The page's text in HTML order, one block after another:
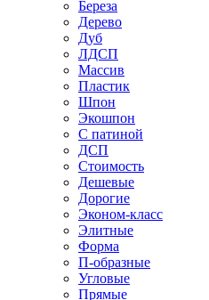
Береза
Дерево
Дуб
ЛДСП
Массив
Пластик
Шпон
Экошпон
С патиной
ДСП
Стоимость
Дешевые
Дорогие
Эконом-класс
Элитные
Форма
П-образные
Угловые
Прямые